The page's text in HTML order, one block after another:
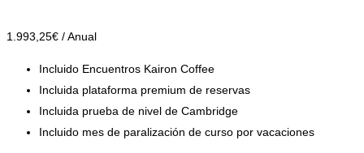
1.993 ,25€ / Anual
Incluido Encuentros Kairon Coffee
Incluida plataforma premium de reservas
Incluida prueba de nivel de Cambridge
Incluido mes de paralización de curso por vacaciones